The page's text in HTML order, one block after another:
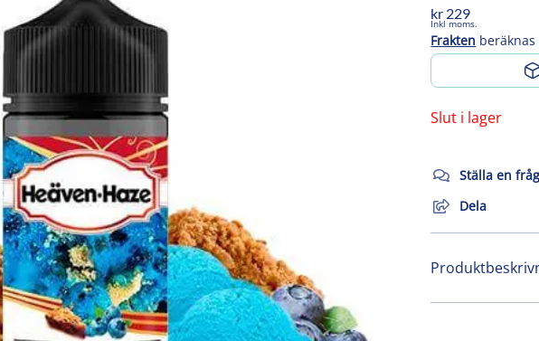
kr 229
Inkl moms.
Frakten beräknas
Slut i lager
Ställa en
Dela